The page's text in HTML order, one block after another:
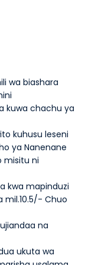
wa biashara
kuwa chachu ya
kuhusu leseni
ya Nanenane
misitu ni
kwa mapinduzi
mil.10.5/- Chuo
na
ukuta wa